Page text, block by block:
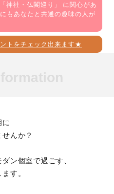
神社・仏閣巡り 」 に関心があ
もあなたと共通の趣味の人が
トをチェック出来ます★
んか？
ン個室で過ごす、
す。